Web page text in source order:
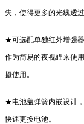
失，使得更多的光线透
★可选配单独红外增强
作为简易的夜视瞄来使
摄使用。
★电池盖弹簧内嵌设计
快速更换电池。